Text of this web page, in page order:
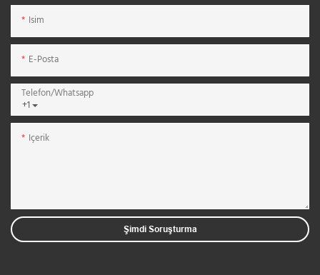
Isim
E-Posta
+1
Telefon/whatsapp
Içerik
Şimdi Soruşturma